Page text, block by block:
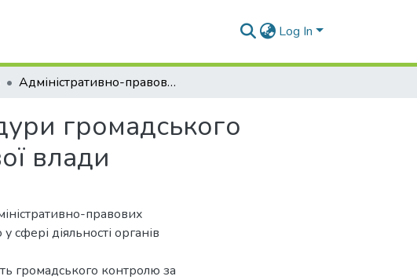
Log In
Адміністративно-правові форми та процедури громадського контролю у сфері діяльності органів судової влади
громадського
влади
правових
діяльності органів
громадського контролю за